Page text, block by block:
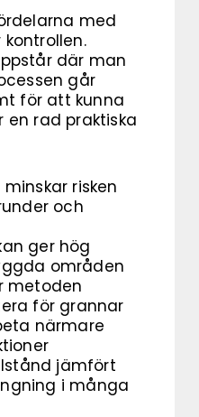
med
där man
går
för att kunna
en rad praktiska
risken
och
ger hög
områden
metoden
för grannar
närmare
jämfört
i många